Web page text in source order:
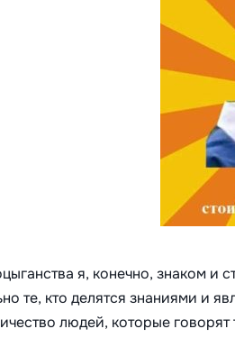
я, конечно, знаком
те, кто делятся знаниями и
людей, которые